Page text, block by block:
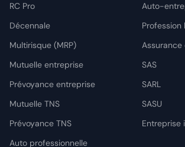
RC Pro
Décennale
Multirisque (MRP)
Mutuelle entreprise
Prévoyance entreprise
Mutuelle TNS
Prévoyance TNS
Auto professionnelle
Auto-
Profession
SAS
SARL
SASU
Entreprise